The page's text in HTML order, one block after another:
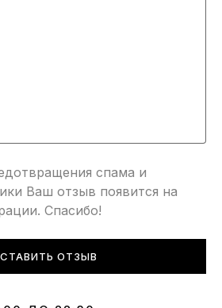
спама и
Ваш отзыв появится на
Спасибо!
ОТЗЫВ